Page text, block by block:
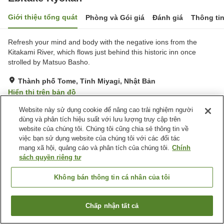
Giới thiệu tổng quát Phòng và Gói giá Đánh giá Thông
Refresh your mind and body with the negative ions from the
Kitakami River, which flows just behind this historic inn once
strolled by Matsuo Basho.
Thành phố Tome, Tỉnh Miyagi, Nhật Bản
Hiển thị trên bản đồ
Tuyệt vời Đánh giá:16lượt
Tiện nghi chỗ nghỉ
Bãi đỗ xe
Quầy izakaya
Giao Hàng Tận Nhà
Trang chủ Nhật Bản Tỉnh Miyagi
Thành phố Tome
Ebitake Ryokan
Tìm phòng trống
Website này sử dụng cookie để nâng cao trải nghiệm người
dùng và phân tích hiệu suất với lưu lượng truy cập trên
website của chúng tôi. Chúng tôi cũng chia sẻ thông tin về
việc bạn sử dụng website của chúng tôi với các đối tác
mạng xã hội, quảng cáo và phân tích của chúng tôi. Chính
sách quyền riêng tư
Không bán thông tin cá nhân của tôi
Chấp nhận tất cả